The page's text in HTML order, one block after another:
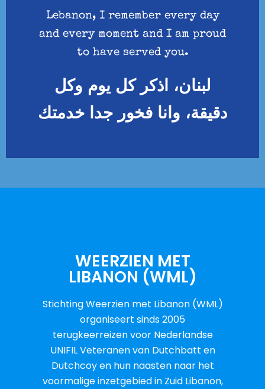
Lebanon, I remember every day
and every moment and I am proud
to have served you.
لبنان، اذكر كل يوم وكل
دقيقة، وانا فخور جدا خدمتك
WEERZIEN MET
LIBANON (WML)
Stichting Weerzien met Libanon (WML)
organiseert sinds 2005
terugkeerreizen voor Nederlandse
UNIFIL Veteranen van Dutchbatt en
Dutchcoy en hun naasten naar het
voormalige inzetgebied in Zuid Libanon,